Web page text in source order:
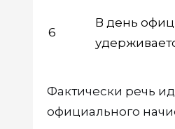
6
В день
Фактически речь
официального